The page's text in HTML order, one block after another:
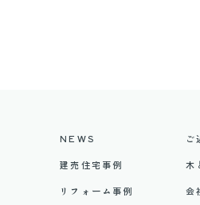
NEWS ご
建売住宅事例 木
リフォーム事例 会